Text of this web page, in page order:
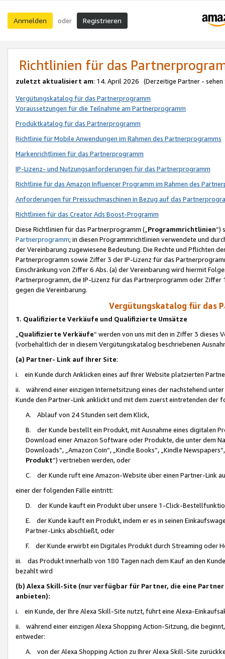
Anmelden oder Registrieren
Richtlinien für das
zuletzt aktualisiert am: 14. April 2026 (Derzeitige Partner - sehen
Vergütungskatalog für das Partnerprogramm
Voraussetzungen für die Teilnahme am Partnerprogramm
Produktkatalog für das Partnerprogramm
Richtlinie für Mobile Anwendungen im Rahmen des Partnerprogramms
Markenrichtlinien für das Partnerprogramm
IP-Lizenz- und Nutzungsanforderungen für das Partnerprogramm
Richtlinie für das Amazon Influencer Programm im Rahmen des
Anforderungen für Preissuchmaschinen in Bezug auf das
Richtlinien für das Creator Ads Boost-Programm
Diese Richtlinien für das Partnerprogramm („Programmrichtlinien“)
Partnerprogramm; in diesen Programmrichtlinien verwendete und
der Vereinbarung zugewiesene Bedeutung. Die Rechte und Pflichten
Partnerprogramm sowie Ziffer 3 der IP-Lizenz für das
Einschränkung von Ziffer 6 Abs. (a) der Vereinbarung wird hiermit
Partnerprogramm, die IP-Lizenz für das Partnerprogramm oder
gegen die Vereinbarung.
Vergütungskatalog für das
1. Qualifizierte Verkäufe und Qualifizierte Umsätze
Qualifizierte Verkäufe“ werden von uns mit den in Ziffer 3
(vorbehaltlich der in diesem Vergütungskatalog beschriebenen
(a) Partner- Link auf Ihrer Site:
i. ein Kunde durch Anklicken eines auf Ihrer Website platzierten
ii. während einer einzigen Internetsitzung eines der nachstehend
Kunde den Partner-Link anklickt und mit dem zuerst eintretenden der
A. Ablauf von 24 Stunden seit dem Klick,
B. der Kunde bestellt ein Produkt, mit Ausnahme eines digitalen
Download einer Amazon Software oder Produkte, die unter dem
Downloads“, „Amazon Coin“, „Kindle Books“, „Kindle
Produkt“) vertrieben werden, oder
C. der Kunde ruft eine Amazon-Website über einen Partner-Link
einer der folgenden Fälle eintritt:
D. der Kunde kauft ein Produkt über unsere 1-Click-
E. der Kunde kauft ein Produkt, indem er es in seinen
Partner-Links abschließt, oder
F. der Kunde erwirbt ein Digitales Produkt durch Streaming oder
iii. das Produkt innerhalb von 180 Tagen nach dem Kauf an den
bezahlt wird
(b) Alexa Skill-Site (nur verfügbar für Partner, die eine
anbieten):
i. ein Kunde, der Ihre Alexa Skill-Site nutzt, führt eine Alexa-
ii. während einer einzigen Alexa Shopping Action-Sitzung, die
entweder:
A. von der Alexa Shopping Action zu Ihrer Alexa Skill-Site